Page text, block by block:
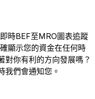
時BEF至MRO圖表追蹤
顯示您的資金在任何時
對你有利的方向發展嗎？
我們會通知您。